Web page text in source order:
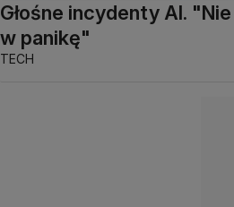
Głośne incydenty AI.
w panikę"
TECH